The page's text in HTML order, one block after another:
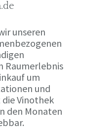
unseren
Raumerlebnis
um
und
die Vinothek
den Monaten